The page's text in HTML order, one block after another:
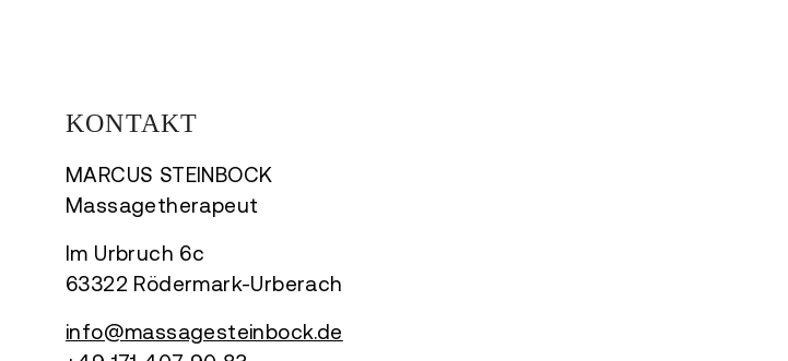
KONTAKT
MARCUS STEINBOCK
Massagetherapeut
Im Urbruch 6c
63322 Rödermark-Urberach
info@massagesteinbock.de